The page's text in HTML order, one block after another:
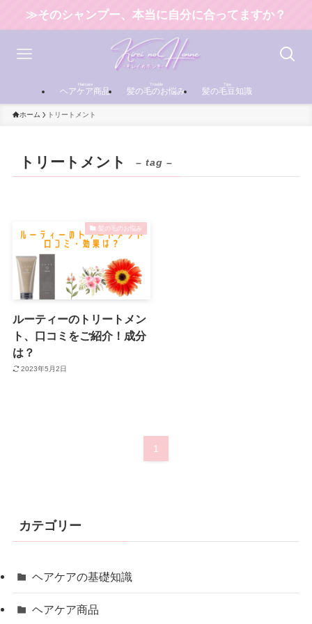
≫そのシャンプー、本当に自分に合ってますか？
ヘアケア商品
Haircare
髪の毛のお悩み
Trouble
髪の毛豆知識
Tips
ホーム トリートメント
トリートメント – tag –
髪の毛のお悩み
ルーティーのトリートメン
ト、口コミをご紹介！成分
は？
2023年5月2日
1
カテゴリー
ヘアケアの基礎知識
ヘアケア商品